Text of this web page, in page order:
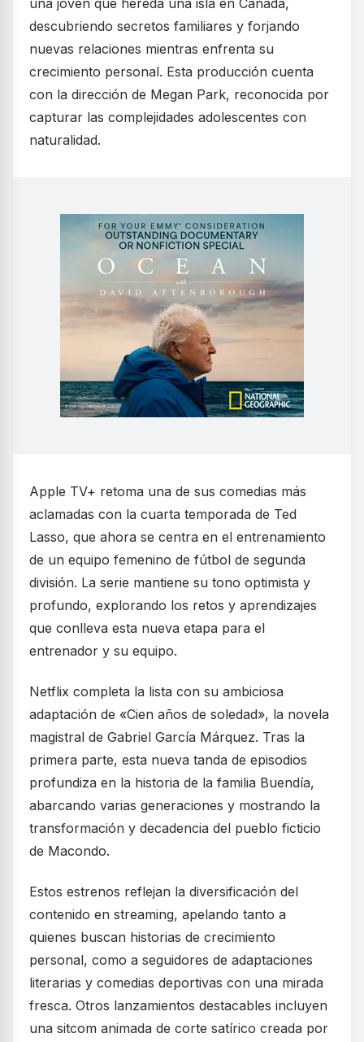
una joven que hereda una isla en Canadá,
descubriendo secretos familiares y forjando
nuevas relaciones mientras enfrenta su
crecimiento personal. Esta producción cuenta
con la dirección de Megan Park, reconocida por
capturar las complejidades adolescentes con
naturalidad.
Apple TV+ retoma una de sus comedias más
aclamadas con la cuarta temporada de Ted
Lasso, que ahora se centra en el entrenamiento
de un equipo femenino de fútbol de segunda
división. La serie mantiene su tono optimista y
profundo, explorando los retos y aprendizajes
que conlleva esta nueva etapa para el
entrenador y su equipo.
Netflix completa la lista con su ambiciosa
adaptación de «Cien años de soledad», la novela
magistral de Gabriel García Márquez. Tras la
primera parte, esta nueva tanda de episodios
profundiza en la historia de la familia Buendía,
abarcando varias generaciones y mostrando la
transformación y decadencia del pueblo ficticio
de Macondo.
Estos estrenos reflejan la diversificación del
contenido en streaming, apelando tanto a
quienes buscan historias de crecimiento
personal, como a seguidores de adaptaciones
literarias y comedias deportivas con una mirada
fresca. Otros lanzamientos destacables incluyen
una sitcom animada de corte satírico creada por